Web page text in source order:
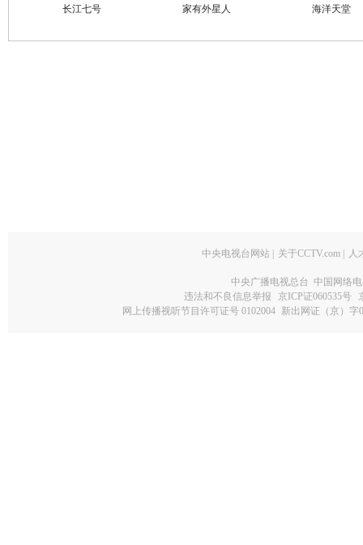
长江七号 家有外星人 海洋天堂
中央电视台网站 关于CCTV.com 人
中央广播电视总台 中国网络
违法和不良信息举报
京ICP证060535号
网上传播视听节目许可证号 0102004 新出网证（京）